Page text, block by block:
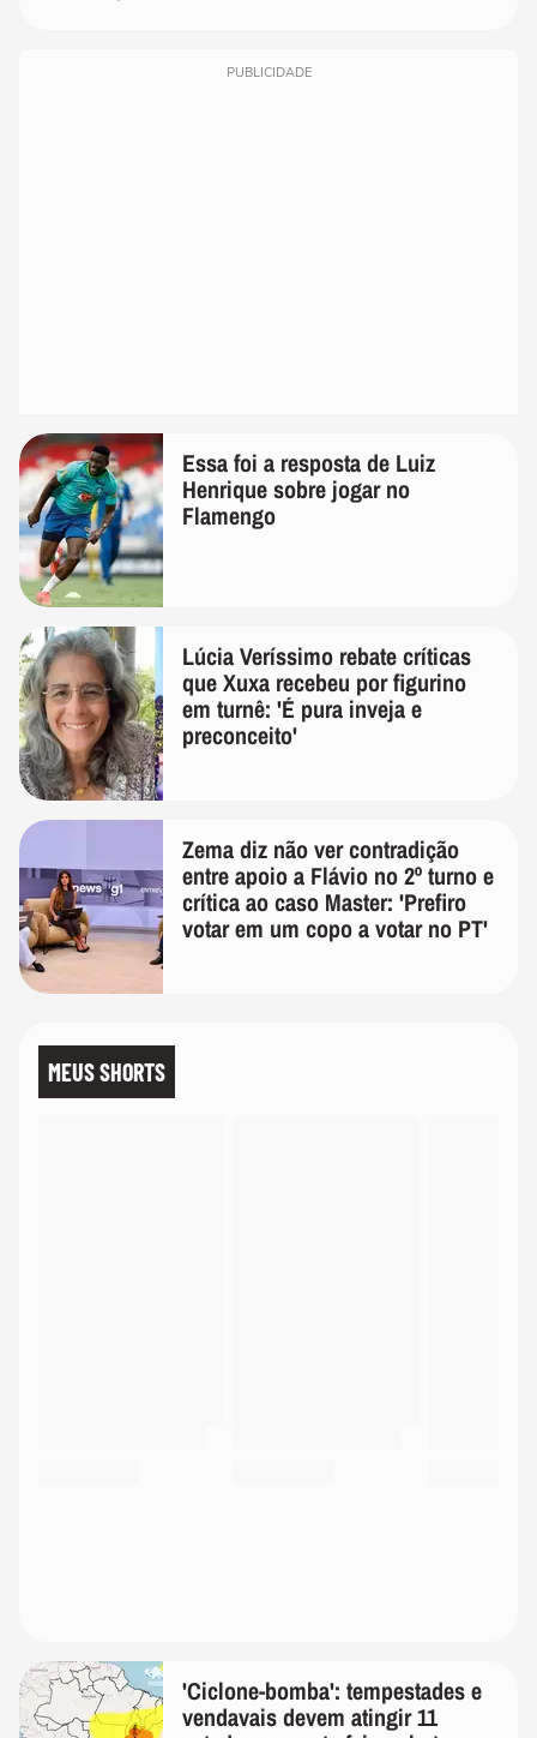
PUBLICIDADE
Essa foi a resposta de Luiz
Henrique sobre jogar no
Flamengo
Lúcia Veríssimo rebate críticas
que Xuxa recebeu por figurino
em turnê: 'É pura inveja e
preconceito'
Zema diz não ver contradição
entre apoio a Flávio no 2º turno e
crítica ao caso Master: 'Prefiro
votar em um copo a votar no PT'
MEUS SHORTS
'Ciclone-bomba': tempestades e
vendavais devem atingir 11